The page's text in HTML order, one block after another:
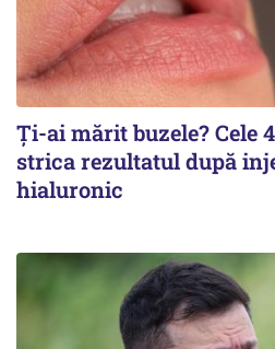
Ți-ai mărit buzele? Cele
strica rezultatul după
hialuronic